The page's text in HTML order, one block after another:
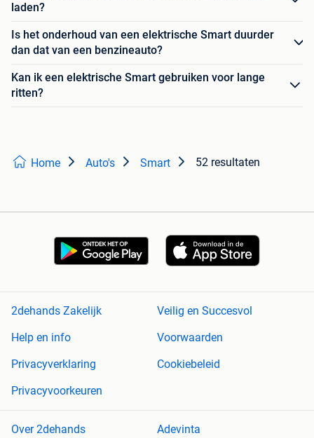
laden?
Is het onderhoud van een elektrische Smart duurder
dan dat van een benzineauto?
Kan ik een elektrische Smart gebruiken voor lange
ritten?
Home Auto's Smart 52 resultaten
2dehands Zakelijk
Veilig en Succesvol
Help en info
Voorwaarden
Privacyverklaring
Cookiebeleid
Privacyvoorkeuren
Over 2dehands Adevinta